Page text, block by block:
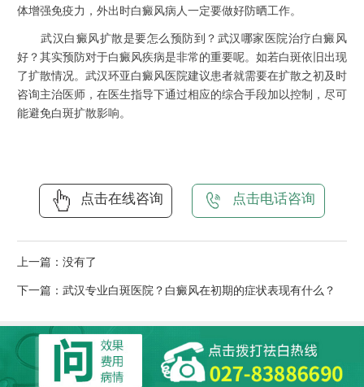
体增强免疫力，外出时白癜风病人一定要做好防晒工作。
武汉白癜风扩散是要怎么预防到？武汉哪家医院治疗白癜风
好？其实预防对于白癜风疾病是非常的重要呢。如若白斑依旧出现
了扩散情况。武汉环亚白癜风医院建议患者就需要在扩散之初及时
咨询主治医师，在医生指导下通过相应的综合手段加以控制，尽可
能避免白斑扩散影响。
点击在线咨询 点击电话咨询
上一篇：没有了
下一篇： 武汉专业白斑医院？白癜风在初期的症状表现有什么？